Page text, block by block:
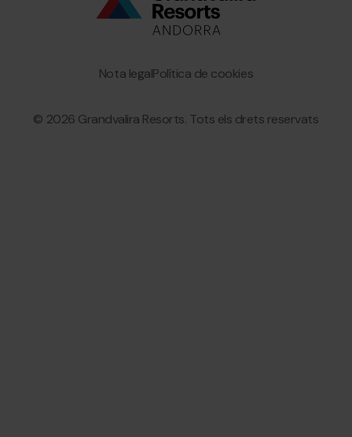
© 2026 Grandvalira Resorts. Tots els drets reservats
GranvaliraPolítica de cookies
Nota legal